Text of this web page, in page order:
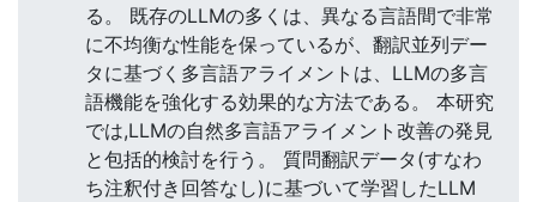
る。 既存のLLMの多くは、異なる言語間で非常
に不均衡な性能を保っているが、翻訳並列デー
タに基づく多言語アライメントは、LLMの多言
語機能を強化する効果的な方法である。 本研究
では,LLMの自然多言語アライメント改善の発見
と包括的検討を行う。 質問翻訳データ(すなわ
ち注釈付き回答なし)に基づいて学習したLLM